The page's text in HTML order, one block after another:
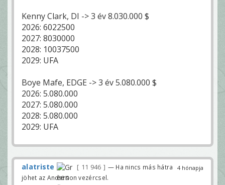
Kenny Clark, DI -> 3 év 8.030.000 $
2026: 6022500
2027: 8030000
2028: 10037500
2029: UFA
Boye Mafe, EDGE -> 3 év 5.080.000 $
2026: 5.080.000
2027: 5.080.000
2028: 5.080.000
2029: UFA
4 hónapja
alatriste 11 946
— Ha nincs más hátra
jöhet az Anderson vezércsel.